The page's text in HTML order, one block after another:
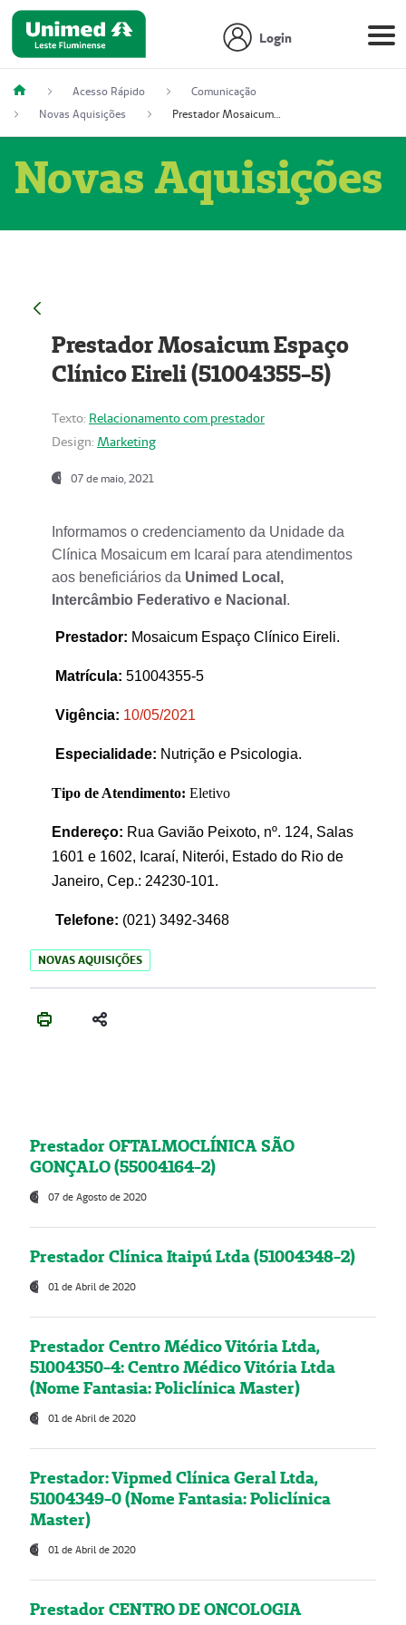
Login
Acesso Rápido
Comunicação
Novas Aquisições
Prestador Mosaicum Espaço Clínico Eireli (51004355-5)
Novas Aquisições
Prestador Mosaicum Espaço
Clínico Eireli (51004355-5)
Texto: Relacionamento com prestador
Design: Marketing
07 de maio, 2021
Informamos o credenciamento da Unidade da
Clínica Mosaicum em Icaraí para atendimentos
aos beneficiários da Unimed Local,
Intercâmbio Federativo e Nacional .
Prestador: Mosaicum Espaço Clínico Eireli.
Matrícula: 51004355-5
Vigência: 10/05/2021
Especialidade: Nutrição e Psicologia.
Tipo de Atendimento: Eletivo
Endereço: Rua Gavião Peixoto, nº. 124, Salas
1601 e 1602, Icaraí, Niterói, Estado do Rio de
Janeiro, Cep.: 24230-101.
Telefone: (021) 3492-3468
NOVAS AQUISIÇÕES
Prestador OFTALMOCLÍNICA SÃO
GONÇALO (55004164-2)
07 de Agosto de 2020
Prestador Clínica Itaipú Ltda (51004348-2)
01 de Abril de 2020
Prestador Centro Médico Vitória Ltda,
51004350-4: Centro Médico Vitória Ltda
(Nome Fantasia: Policlínica Master)
01 de Abril de 2020
Prestador: Vipmed Clínica Geral Ltda,
51004349-0 (Nome Fantasia: Policlínica
Master)
01 de Abril de 2020
Prestador CENTRO DE ONCOLOGIA